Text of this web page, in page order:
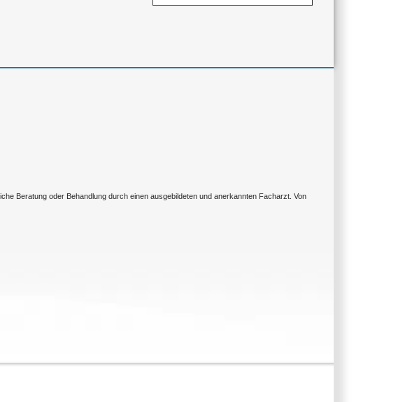
Beratung oder Behandlung durch einen ausgebildeten und anerkannten Facharzt. Von